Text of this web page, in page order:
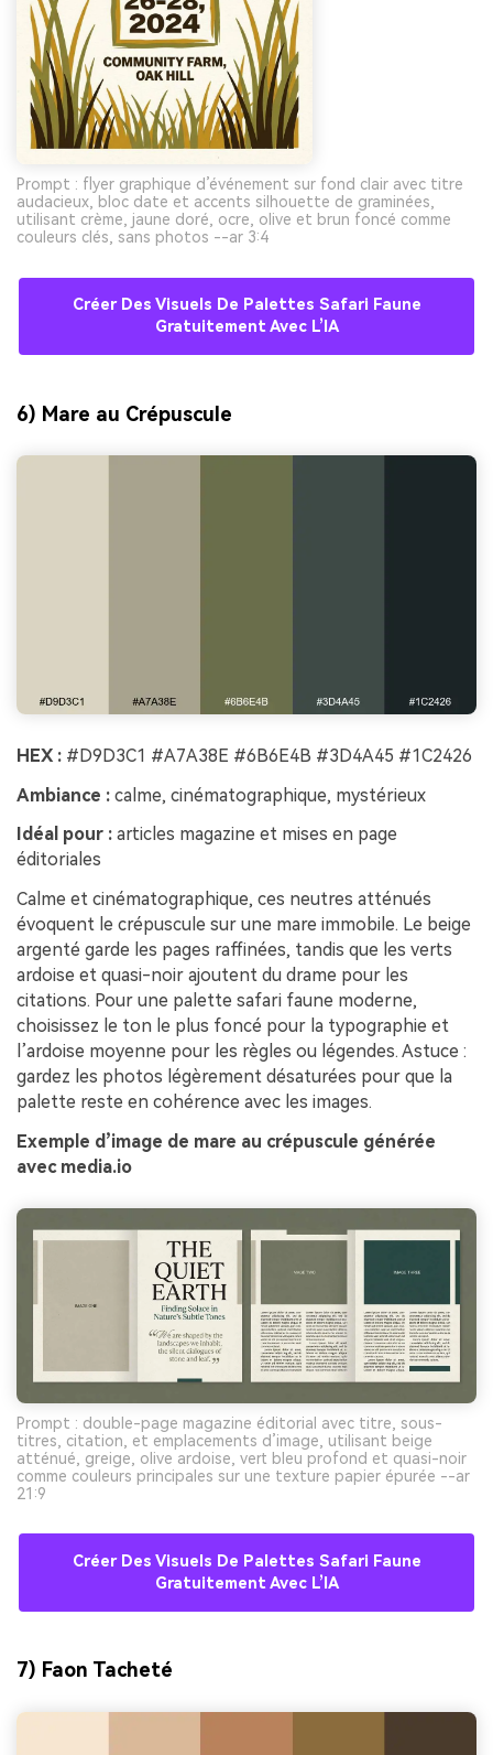
Prompt : flyer graphique d’événement sur fond clair avec titre
audacieux, bloc date et accents silhouette de graminées,
utilisant crème, jaune doré, ocre, olive et brun foncé comme
couleurs clés, sans photos --ar 3:4
Créer Des Visuels De Palettes Safari Faune
Gratuitement Avec L’IA
6) Mare au Crépuscule
HEX : #D9D3C1 #A7A38E #6B6E4B #3D4A45 #1C2426
Ambiance : calme, cinématographique, mystérieux
Idéal pour : articles magazine et mises en page
éditoriales
Calme et cinématographique, ces neutres atténués
évoquent le crépuscule sur une mare immobile. Le beige
argenté garde les pages raffinées, tandis que les verts
ardoise et quasi-noir ajoutent du drame pour les
citations. Pour une palette safari faune moderne,
choisissez le ton le plus foncé pour la typographie et
l’ardoise moyenne pour les règles ou légendes. Astuce :
gardez les photos légèrement désaturées pour que la
palette reste en cohérence avec les images.
Exemple d’image de mare au crépuscule générée
avec media.io
Prompt : double-page magazine éditorial avec titre, sous-
titres, citation, et emplacements d’image, utilisant beige
atténué, greige, olive ardoise, vert bleu profond et quasi-noir
comme couleurs principales sur une texture papier épurée --ar
21:9
Créer Des Visuels De Palettes Safari Faune
Gratuitement Avec L’IA
7) Faon Tacheté